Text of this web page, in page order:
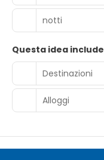
notti
Questa idea include
Destinazioni
Alloggi